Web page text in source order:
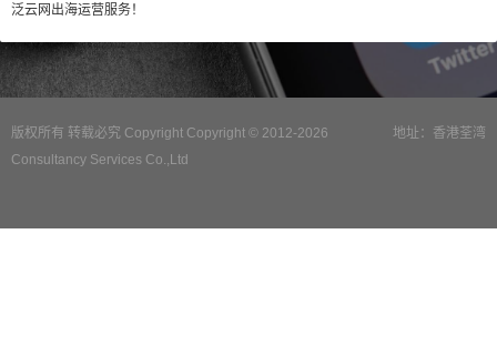
泛云网出海运营服务！
地址：香港荃湾
版权所有 转载必究 Copyright Copyright © 2012-2026
Consultancy Services Co.,Ltd